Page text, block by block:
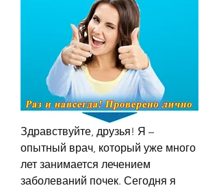
Здравствуйте, друзья! Я –
опытный врач, который уже много
лет занимается лечением
заболеваний почек. Сегодня я